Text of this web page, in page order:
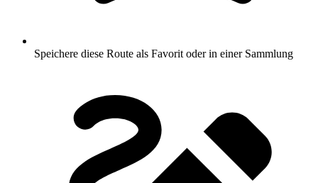
Speichere diese Route als Favorit oder in einer Sammlung